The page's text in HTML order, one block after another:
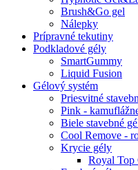
Brush&Go gel
Nálepky
Prípravné tekutiny
Podkladové gély
SmartGummy
Liquid Fusion
Gélový systém
Priesvitné
Pink -
Biele stavebné
Cool Remove -
Krycie gély
Royal Top